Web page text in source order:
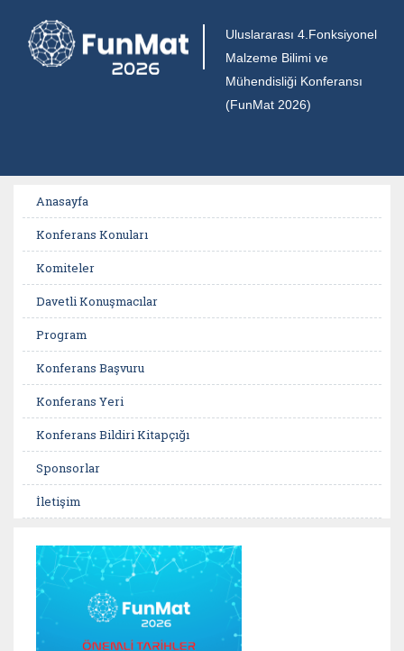
Uluslararası 4.Fonksiyonel
Malzeme Bilimi ve
Mühendisliği Konferansı
(FunMat 2026)
Anasayfa
Konferans Konuları
Komiteler
Davetli Konuşmacılar
Program
Konferans Başvuru
Konferans Yeri
Konferans Bildiri Kitapçığı
Sponsorlar
İletişim